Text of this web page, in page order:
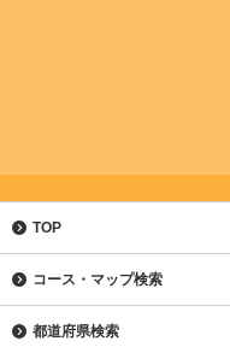
TOP
コース・マップ検索
都道府県検索